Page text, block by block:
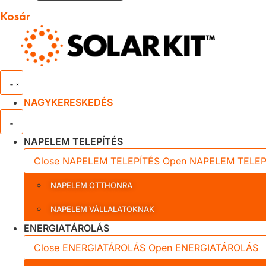
Kosár
NAGYKERESKEDÉS
NAPELEM TELEPÍTÉS
Close NAPELEM TELEPÍTÉS Open NAPELEM
NAPELEM OTTHONRA
NAPELEM VÁLLALATOKNAK
ENERGIATÁROLÁS
Close ENERGIATÁROLÁS Open ENERGIATÁROLÁS